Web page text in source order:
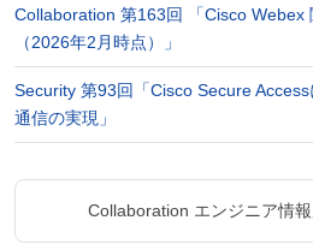
Collaboration 第163回 「Cisco Webex
（2026年2月時点）」
Security 第93回「Cisco Secure
通信の実現」
Collaboration エンジニア情